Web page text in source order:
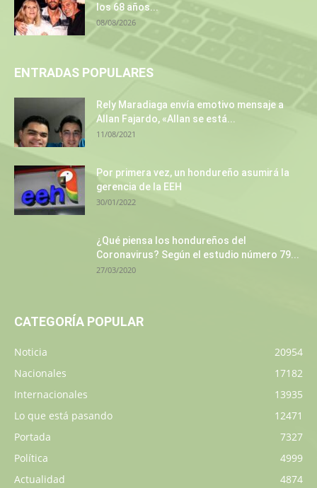
los 68 años...
08/08/2026
ENTRADAS POPULARES
Rely Maradiaga envía emotivo mensaje a
Allan Fajardo, «Allan se está...
11/08/2021
Por primera vez, un hondureño asumirá la
gerencia de la EEH
30/01/2022
¿Qué piensa los hondureños del
Coronavirus? Según el estudio número 79...
27/03/2020
CATEGORÍA POPULAR
Noticia
20954
Nacionales
17182
Internacionales
13935
Lo que está pasando
12471
Portada
7327
Política
4999
Actualidad
4874